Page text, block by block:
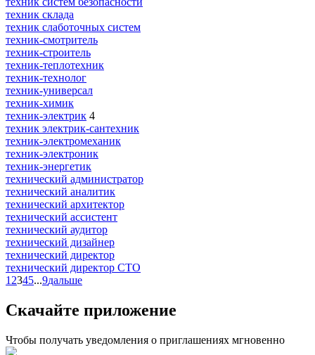
техник склада
техник слаботочных систем
техник-смотритель
техник-строитель
техник-теплотехник
техник-технолог
техник-универсал
техник-химик
техник-электрик 4
техник электрик-сантехник
техник-электромеханик
техник-электроник
техник-энергетик
технический администратор
технический аналитик
технический архитектор
технический ассистент
технический аудитор
технический дизайнер
технический директор
технический директор CTO
1 2345...9дальше
Скачайте приложение
Чтобы получать уведомления о приглашениях мгновенно